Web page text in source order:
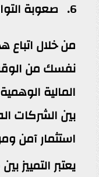
صعوبة
من خلال اتباع
نفسك من
المالية
بين الشركات
استثمار آمن
يعتبر التمييز بين